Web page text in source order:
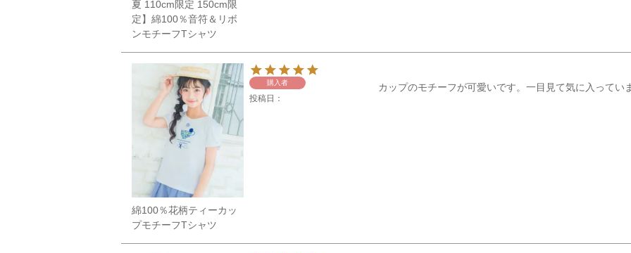
夏 110cm限定 150cm限
定】綿100％音符＆リボ
ンモチーフTシャツ
綿100％花柄ティーカッ
プモチーフTシャツ
購入者
投稿日